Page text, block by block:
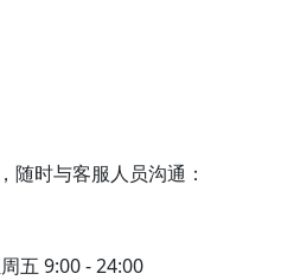
随时与客服人员沟通：
五 9:00 - 24:00